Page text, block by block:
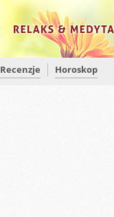
Recenzje Horoskop